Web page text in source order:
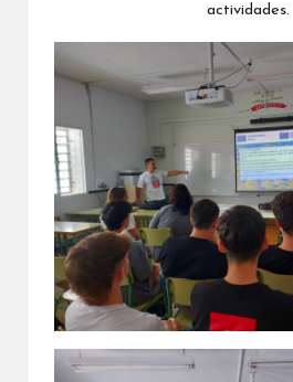
actividades.